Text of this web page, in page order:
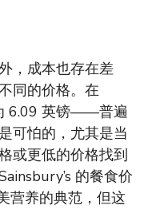
，成本也存在差
同的价格。在
6.09 英镑——普遍
可怕的，尤其是当
或更低的价格找到
的餐食价
营养的典范，但这